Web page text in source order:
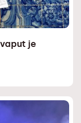
je